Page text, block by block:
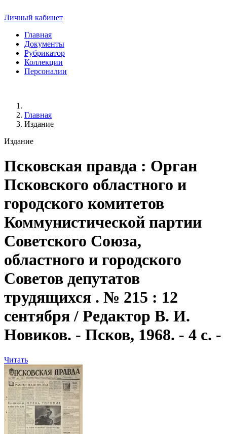
Личный кабинет
Главная
Документы
Рубрикатор
Коллекции
Персоналии
Главная
Издание
Издание
Псковская правда : Орган
Псковского областного и
городского комитетов
Коммунистической партии
Советского Союза,
областного и городского
Советов депутатов
трудящихся . № 215 : 12
сентября / Редактор В. И.
Новиков. - Псков, 1968. - 4 с. -
Читать